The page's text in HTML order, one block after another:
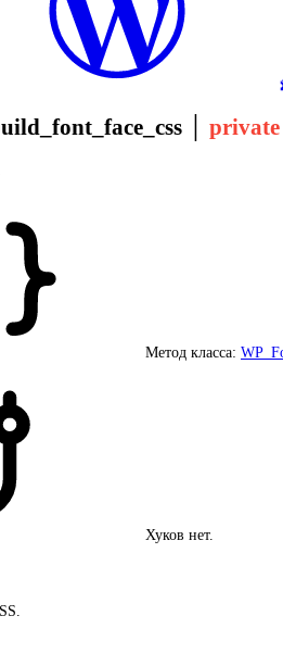
private
Метод класса:
Хуков нет.